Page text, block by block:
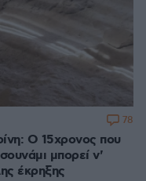
Ο 15χρονος που
μπορεί ν'
έκρηξης
78